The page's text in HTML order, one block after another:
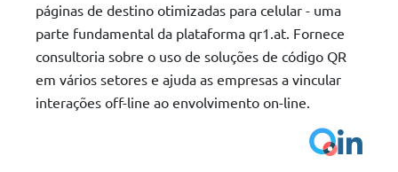
páginas de destino otimizadas para celular - uma
parte fundamental da plataforma qr1.at. Fornece
consultoria sobre o uso de soluções de código QR
em vários setores e ajuda as empresas a vincular
interações off-line ao envolvimento on-line.